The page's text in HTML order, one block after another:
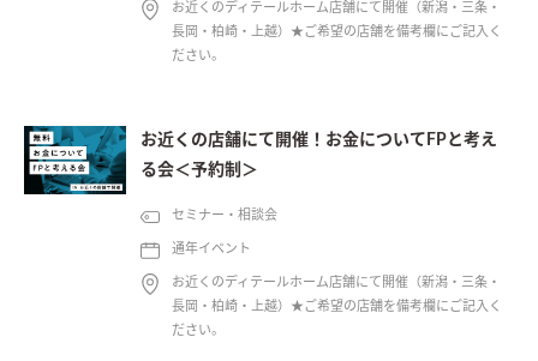
お近くのディテールホーム店舗にて開催（新潟・三条・
長岡・柏崎・上越）★ご希望の店舗を備考欄にご記入く
ださい。
お近くの店舗にて開催！お金についてFPと考え
る会＜予約制＞
セミナー・相談会
通年イベント
お近くのディテールホーム店舗にて開催（新潟・三条・
長岡・柏崎・上越）★ご希望の店舗を備考欄にご記入く
ださい。